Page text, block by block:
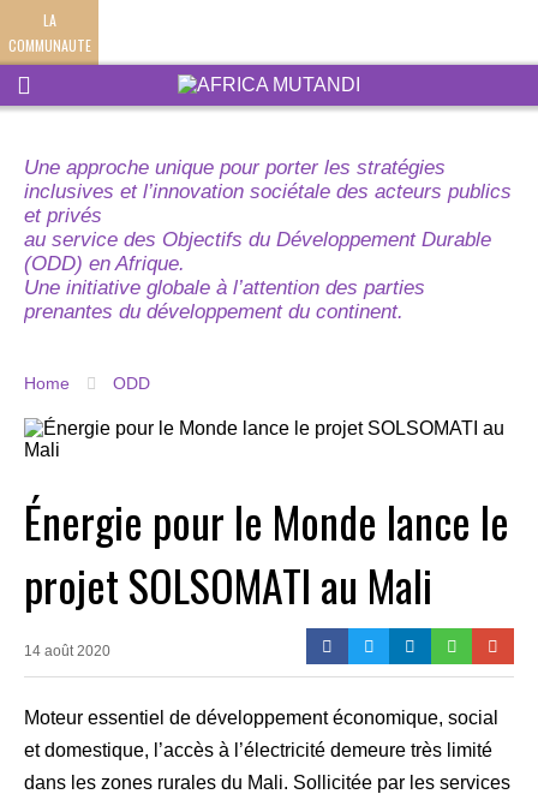
LA
COMMUNAUTE
Une approche unique pour porter les stratégies
inclusives et l’innovation sociétale des acteurs publics
et privés
au service des Objectifs du Développement Durable
(ODD) en Afrique.
Une initiative globale à l’attention des parties
prenantes du développement du continent.
Home ODD
Énergie pour le Monde lance le
projet SOLSOMATI au Mali
14 août 2020
Moteur essentiel de développement économique, social
et domestique, l’accès à l’électricité demeure très limité
dans les zones rurales du Mali. Sollicitée par les services